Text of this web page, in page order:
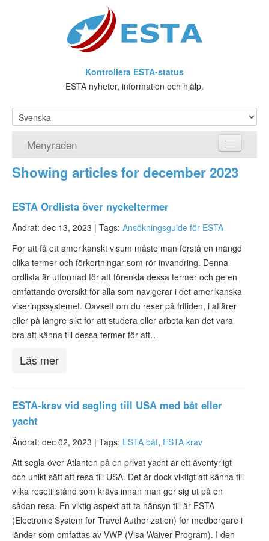
Kontrollera ESTA-status
ESTA nyheter, information och hjälp.
Menyraden
Hemsida
Vad är ESTA?
Viseringsundantag
ESTA-status
ESTA Artiklar
Kontakta
Showing articles for december 2023
ESTA Ordlista över nyckeltermer
Ändrat: dec 13, 2023 | Tags: Ansökningsguide för ESTA
För att få ett amerikanskt visum måste man förstå en mängd
olika termer och förkortningar som rör invandring. Denna
ordlista är utformad för att förenkla dessa termer och ge en
omfattande översikt för alla som navigerar i det amerikanska
viseringssystemet. Oavsett om du reser på fritiden, i affärer
eller på längre sikt för att studera eller arbeta kan det vara
bra att känna till dessa termer för att…
Läs mer
ESTA-krav vid segling till USA med båt eller
yacht
Ändrat: dec 02, 2023 | Tags: ESTA båt, ESTA krav
Att segla över Atlanten på en privat yacht är ett äventyrligt
och unikt sätt att resa till USA. Det är dock viktigt att känna till
vilka resetillstånd som krävs innan man ger sig ut på en
sådan resa. En viktig aspekt att ta hänsyn till är ESTA
(Electronic System for Travel Authorization) för medborgare i
länder som omfattas av VWP (Visa Waiver Program). I den